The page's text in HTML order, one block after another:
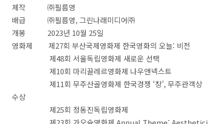
제작 ㈜필름영
배급 ㈜필름영, 그린나래미디어㈜
개봉 2023년 10월 25일
영화제 제27회 부산국제영화제 한국영화의 오늘: 비전
제48회 서울독립영화제 새로운 선택
제10회 마리끌레르영화제 나우앤넥스트
제11회 무주산골영화제 한국경쟁 ‘창’, 무주관객상
수상
제25회 정동진독립영화제